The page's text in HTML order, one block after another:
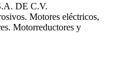
DE C.V.
Motores eléctricos,
Motorreductores y